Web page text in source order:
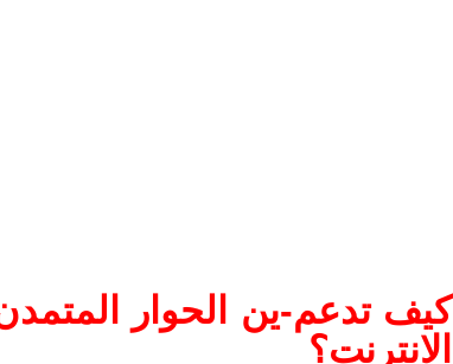
كيف تدعم-ين الحوار
الانترنت؟